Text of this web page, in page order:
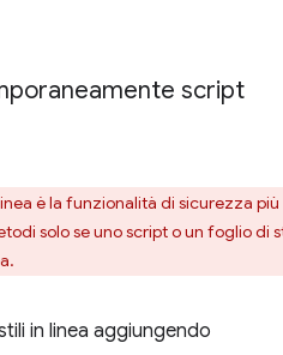
script
è la funzionalità di sicurezza più
solo se uno script o un foglio di
in linea aggiungendo